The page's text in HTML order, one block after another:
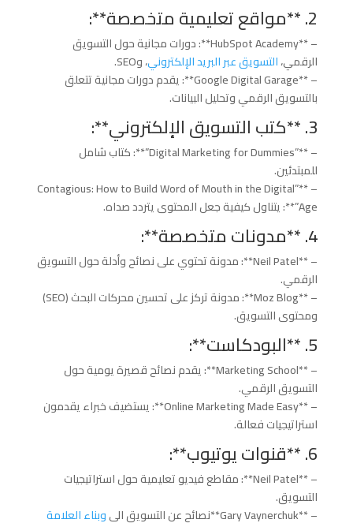
2. **مواقع تعليمية متخصصة**:
– **HubSpot Academy**: دورات مجانية حول التسويق
الرقمي،التسويق عبر البريد الإلكتروني، وSEO.
– **Google Digital Garage**: يقدم دورات مجانية تتعلق
بالتسويق الرقمي وتحليل البيانات.
3. **كتب التسويق الإلكتروني**:
– **”Digital Marketing for Dummies”**: كتاب شامل
للمبتدئين.
– **”Contagious: How to Build Word of Mouth in the Digital
Age”**: يتناول كيفية جعل المحتوى يتردد صداه.
4. **مدونات متخصصة**:
– **Neil Patel**: مدونة تحتوي على نصائح وأدلة حول التسويق
الرقمي.
– **Moz Blog**: مدونة تركز على تحسين محركات البحث (SEO)
ومحتوى التسويق.
5. **البودكاست**:
– **Marketing School**: يقدم نصائح قصيرة يومية حول
التسويق الرقمي.
– **Online Marketing Made Easy**: يستضيف خبراء يقدمون
استراتيجيات فعالة.
6. **قنوات يوتيوب**:
– **Neil Patel**: مقاطع فيديو تعليمية حول استراتيجيات
التسويق.
– **Gary Vaynerchuk**نصائح عن التسويق الي
وبناء العلامة